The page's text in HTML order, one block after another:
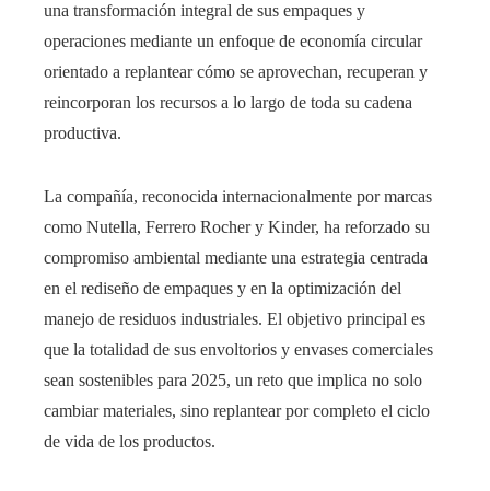
una transformación integral de sus empaques y
operaciones mediante un enfoque de economía circular
orientado a replantear cómo se aprovechan, recuperan y
reincorporan los recursos a lo largo de toda su cadena
productiva.
La compañía, reconocida internacionalmente por marcas
como Nutella, Ferrero Rocher y Kinder, ha reforzado su
compromiso ambiental mediante una estrategia centrada
en el rediseño de empaques y en la optimización del
manejo de residuos industriales. El objetivo principal es
que la totalidad de sus envoltorios y envases comerciales
sean sostenibles para 2025, un reto que implica no solo
cambiar materiales, sino replantear por completo el ciclo
de vida de los productos.